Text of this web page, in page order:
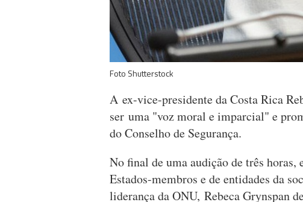
Foto Shutterstock
A ex-vice-presidente da Costa Rica
ser uma "voz moral e imparcial" e
do Conselho de Segurança.
No final de uma audição de três horas,
Estados-membros e de entidades da
liderança da ONU, Rebeca Grynspan